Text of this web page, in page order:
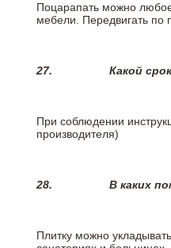
Поцарапать можно
мебели. Передвигать по
27. Какой
При соблюдении
производителя)
28. В каких
Плитку можно